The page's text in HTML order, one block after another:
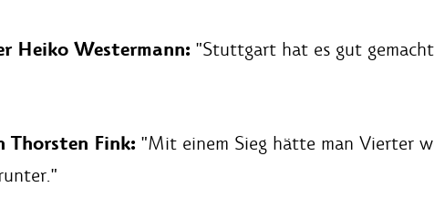
Heiko Westermann: "Stuttgart hat es gut
Thorsten Fink: "Mit einem Sieg hätte man Vierter